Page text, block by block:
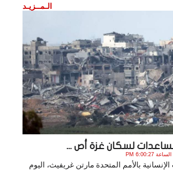
الـمــزيـد
لسكان غزة أص ...
بالأمم المتحدة مارتن غريفيث، اليوم